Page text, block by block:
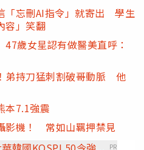
「忘刪AI指令」就寄出 學生
容」笑翻
歲女星認有做醫美直呼：
弟持刀猛刺割破哥動脈 他
本7.1強震
影機！ 常如山羈押禁見
PR